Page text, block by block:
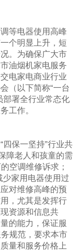
等电器使用高峰
个明显上升，短
。为确保广大市
油烟机家电服务
电家电商业行业
（以下简称“一台
部署全行业常态化
工作。
保一坚持”行业共
障老人和孩童的需
空调维修诉求；
家用电器使用过
对维修高峰的预
，尤其是发挥行
资源和信息共
的能力，保证服
规范，要求本市
量和服务价格上